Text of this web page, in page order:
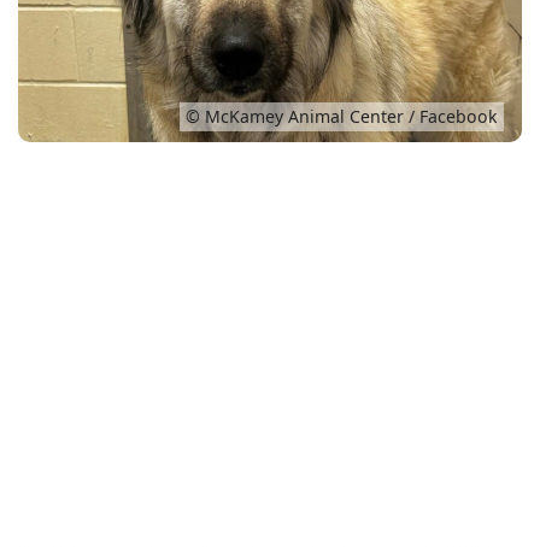
© McKamey Animal Center / Facebook